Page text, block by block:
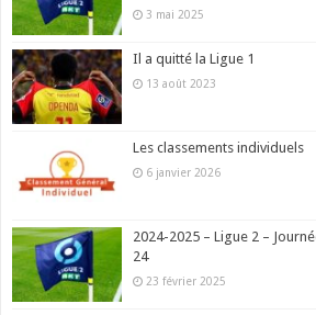
3 mai 2025
Il a quitté la Ligue 1
13 août 2023
Les classements individuels
6 janvier 2026
2024-2025 – Ligue 2 –
24
23 février 2025